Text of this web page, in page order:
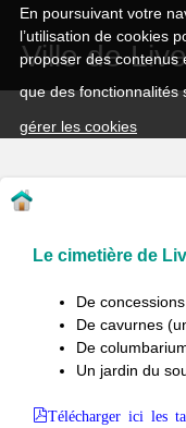
En poursuivant votre
l’utilisation de cookies
proposer des contenus
que des fonctionnalités
gérer les cookies
Ville de
Le cimetière de
De
De cavurnes
De
Un jardin du
Télécharger ici les